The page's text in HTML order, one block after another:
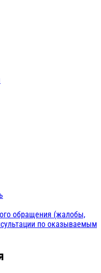
обращения (жалобы,
по оказываемым